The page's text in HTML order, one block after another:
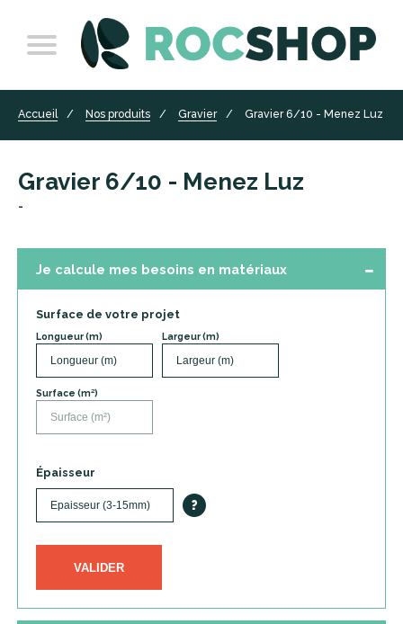
Accueil Nos produits Gravier Gravier 6/10 - Menez Luz
Gravier 6/10 - Menez Luz
-
Je calcule mes besoins en matériaux
Surface de votre projet
Longueur (m) Largeur (m)
Surface (m²)
Épaisseur
?
VALIDER